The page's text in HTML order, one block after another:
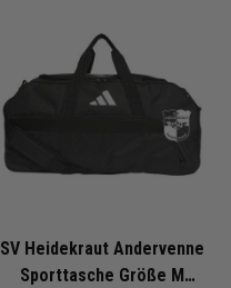
SV Heidekraut Andervenne
Sporttasche Größe M